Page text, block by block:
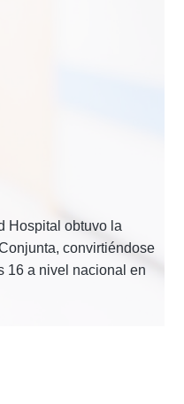
Hospital obtuvo la
convirtiéndose
16 a nivel nacional en